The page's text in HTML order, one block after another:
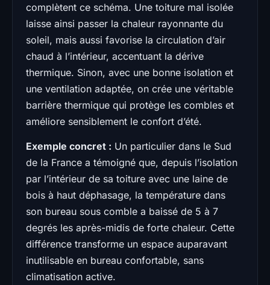
complètent ce schéma. Une toiture mal isolée
laisse ainsi passer la chaleur rayonnante du
soleil, mais aussi favorise la circulation d’air
chaud à l’intérieur, accentuant la dérive
thermique. Sinon, avec une bonne isolation et
une ventilation adaptée, on crée une véritable
barrière thermique qui protège les combles et
améliore sensiblement le confort d’été.
Exemple concret : Un particulier dans le Sud
de la France a témoigné que, depuis l’isolation
par l’intérieur de sa toiture avec une laine de
bois à haut déphasage, la température dans
son bureau sous comble a baissé de 5 à 7
degrés les après-midis de forte chaleur. Cette
différence transforme un espace auparavant
inutilisable en bureau confortable, sans
climatisation active.